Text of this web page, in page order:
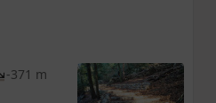
-371 m